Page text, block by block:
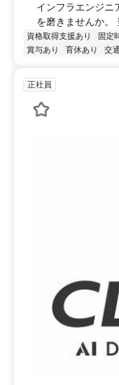
インフラエンジニ
を磨きませんか。
資格取得支援あり 固定
賞与あり
育休あり 交
正社員